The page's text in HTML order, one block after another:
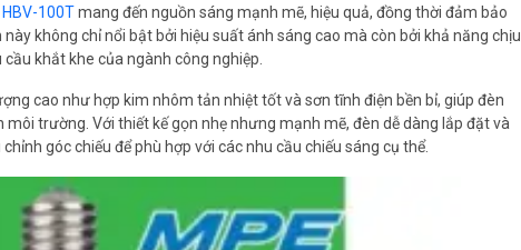
100Tmang đến nguồn sáng mạnh mẽ, hiệu quả, đồng thời đảm bảo
không chỉ nổi bật bởi hiệu suất ánh sáng cao mà còn bởi khả năng chịu
khắt khe của ngành công nghiệp.
cao như hợp kim nhôm tản nhiệt tốt và sơn tĩnh điện bền bỉ, giúp đèn
trường. Với thiết kế gọn nhẹ nhưng mạnh mẽ, đèn dễ dàng lắp đặt và
góc chiếu để phù hợp với các nhu cầu chiếu sáng cụ thể.